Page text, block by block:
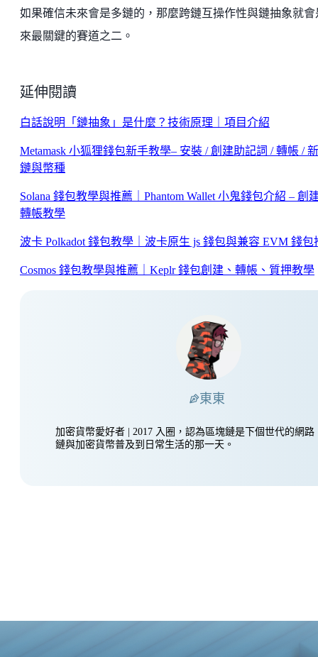
如果確信未來會是多鏈的，那麼跨鏈互操作性與鏈抽象就會
來最關鍵的賽道之二。
延伸閱讀
白話說明「鏈抽象」是什麼？技術原理｜項目介紹
Metamask 小狐狸錢包新手教學– 安裝 / 創建助記詞 / 轉帳 /
鏈與幣種
Solana 錢包教學與推薦｜Phantom Wallet 小鬼錢包介紹 – 創
轉帳教學
波卡 Polkadot 錢包教學｜波卡原生 js 錢包與兼容 EVM 錢包
Cosmos 錢包教學與推薦｜Keplr 錢包創建、轉帳、質押教學
東東
加密貨幣愛好者 | 2017 入圈，認為區塊鏈是下個世代的網路
鏈與加密貨幣普及到日常生活的那一天。